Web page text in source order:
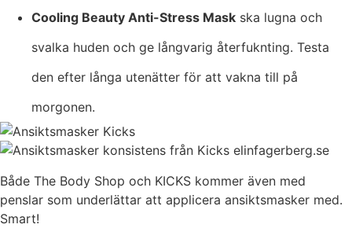
Cooling Beauty Anti-Stress Mask ska lugna och
svalka huden och ge långvarig återfuknting. Testa
den efter långa utenätter för att vakna till på
morgonen.
Både The Body Shop och KICKS kommer även med
penslar som underlättar att applicera ansiktsmasker med.
Smart!